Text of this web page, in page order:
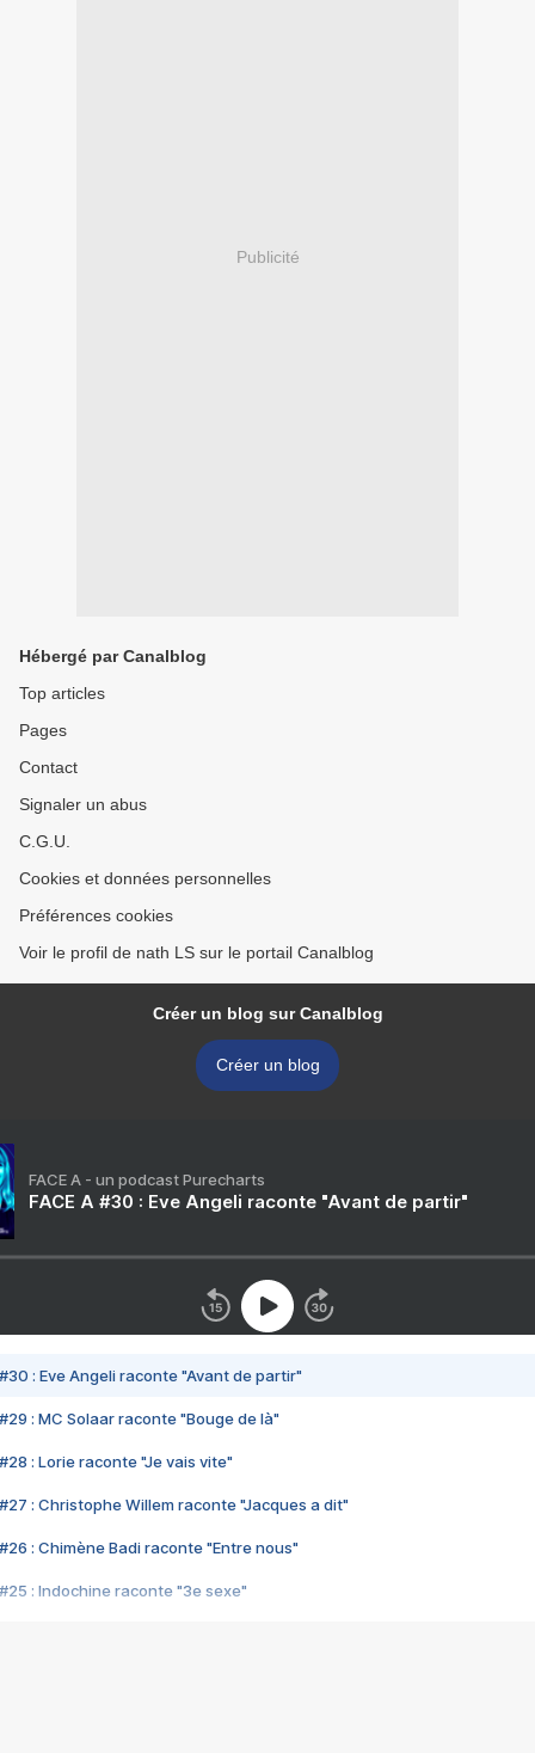
Publicité
Hébergé par Canalblog
Top articles
Pages
Contact
Signaler un abus
C.G.U.
Cookies et données personnelles
Préférences cookies
Voir le profil de nath LS sur le portail Canalblog
Créer un blog sur Canalblog
Créer un blog
FACE A - un podcast Purecharts
FACE A #30 : Eve Angeli raconte "Avant de partir"
#30 : Eve Angeli raconte "Avant de partir"
#29 : MC Solaar raconte "Bouge de là"
#28 : Lorie raconte "Je vais vite"
#27 : Christophe Willem raconte "Jacques a dit"
#26 : Chimène Badi raconte "Entre nous"
#25 : Indochine raconte "3e sexe"